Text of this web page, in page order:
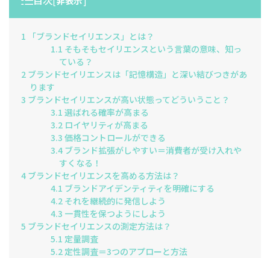
1 「ブランドセイリエンス」とは？
1.1 そもそもセイリエンスという言葉の意味、知っ
ている？
2 ブランドセイリエンスは「記憶構造」と深い結びつきがあ
ります
3 ブランドセイリエンスが高い状態ってどういうこと？
3.1 選ばれる確率が高まる
3.2 ロイヤリティが高まる
3.3 価格コントロールができる
3.4 ブランド拡張がしやすい＝消費者が受け入れや
すくなる！
4 ブランドセイリエンスを高める方法は？
4.1 ブランドアイデンティティを明確にする
4.2 それを継続的に発信しよう
4.3 一貫性を保つようにしよう
5 ブランドセイリエンスの測定方法は？
5.1 定量調査
5.2 定性調査＝3つのアプローと方法